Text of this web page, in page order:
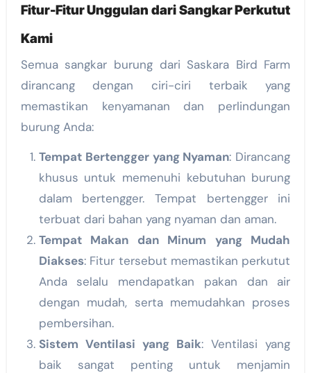
Fitur-Fitur Unggulan dari Sangkar Perkutut
Kami
Semua sangkar burung dari Saskara Bird Farm
dirancang dengan ciri-ciri terbaik yang
memastikan kenyamanan dan perlindungan
burung Anda:
Tempat Bertengger yang Nyaman: Dirancang
khusus untuk memenuhi kebutuhan burung
dalam bertengger. Tempat bertengger ini
terbuat dari bahan yang nyaman dan aman.
Tempat Makan dan Minum yang Mudah
Diakses: Fitur tersebut memastikan perkutut
Anda selalu mendapatkan pakan dan air
dengan mudah, serta memudahkan proses
pembersihan.
Sistem Ventilasi yang Baik: Ventilasi yang
baik sangat penting untuk menjamin